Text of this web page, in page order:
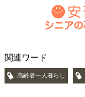
関連ワード
高齢者一人暮らし